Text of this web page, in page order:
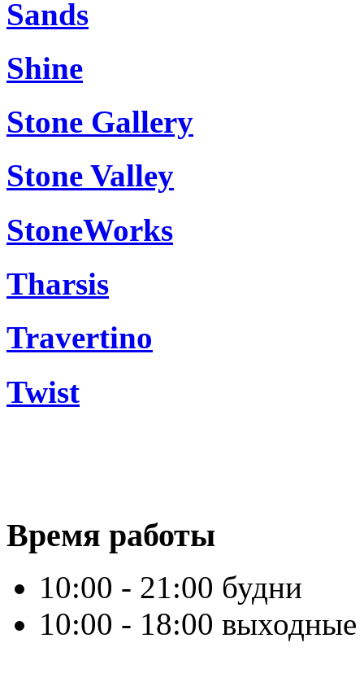
Sands
Shine
Stone Gallery
Stone Valley
StoneWorks
Tharsis
Travertino
Twist
Время работы
10:00 - 21:00 будни
10:00 - 18:00 выходные